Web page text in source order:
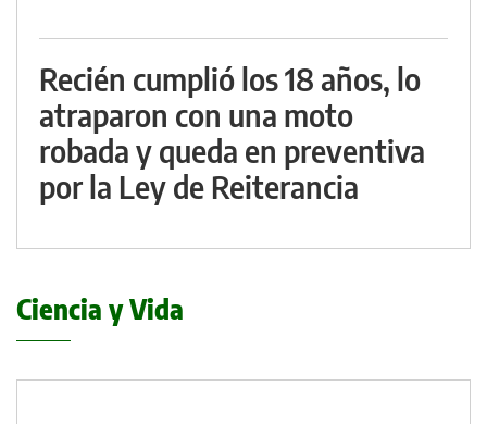
Recién cumplió los 18 años, lo
atraparon con una moto
robada y queda en preventiva
por la Ley de Reiterancia
Ciencia y Vida